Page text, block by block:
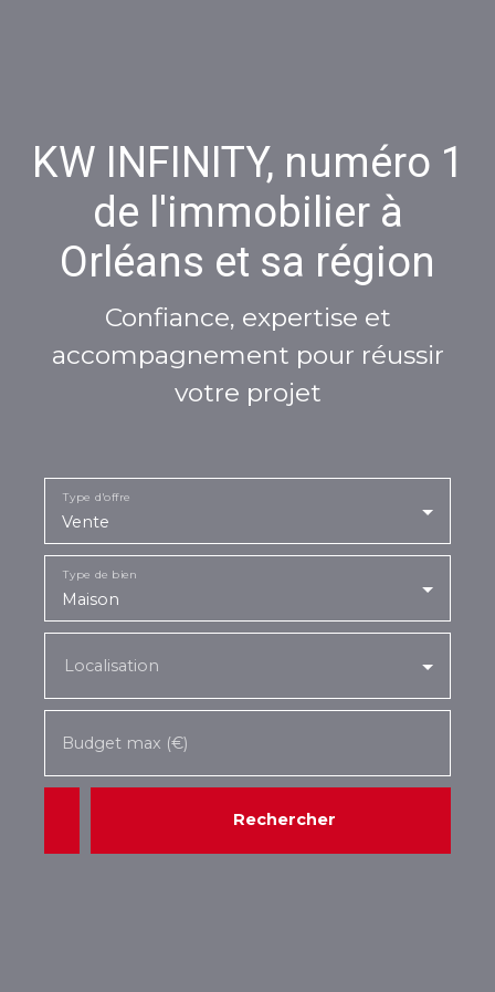
KW INFINITY, numéro 1
de l'immobilier à
Orléans et sa région
Confiance, expertise et
accompagnement pour réussir
votre projet
Vente
Type d'offre
Maison
Type de bien
Localisation
Budget max (€)
Rechercher